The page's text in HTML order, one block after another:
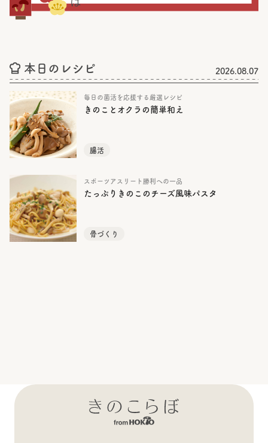
本日のレシピ 2026.08.07
毎日の菌活を応援する厳選レシピ
きのことオクラの簡単和え
腸活
スポーツアスリート勝利への一品
たっぷりきのこのチーズ風味パスタ
骨づくり